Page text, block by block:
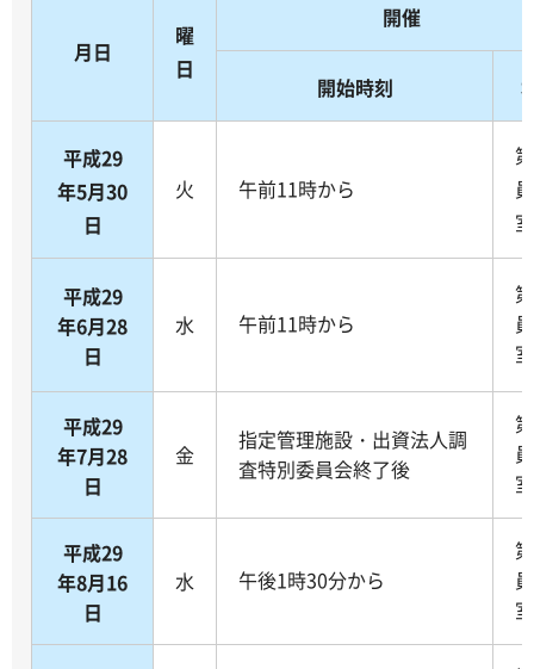
月日
曜
日
開催
開始時刻
平成29
年5月30
日
火 午前11時から
室
平成29
年6月28
日
水 午前11時から
室
平成29
年7月28
日
金
指定管理施設・出資法人調
査特別委員会終了後
室
平成29
年8月16
日
水 午後1時30分から
室